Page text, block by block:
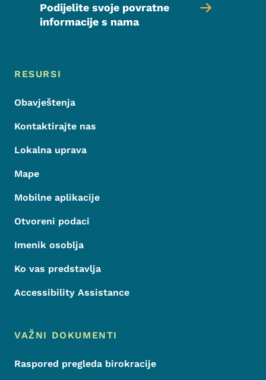
Podijelite svoje povratne
informacije s nama
Meni podnožja
Footer
RESURSI
Obavještenja
Kontaktirajte nas
Lokalna uprava
Mape
Mobilne aplikacije
Otvoreni podaci
Imenik osoblja
Ko vas predstavlja
Accessibility Assistance
VAŽNI DOKUMENTI
Raspored pregleda birokracije